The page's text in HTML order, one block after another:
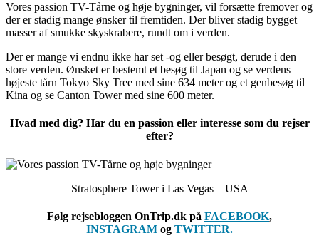
Vores passion TV-Tårne og høje bygninger, vil forsætte fremover og
der er stadig mange ønsker til fremtiden. Der bliver stadig bygget
masser af smukke skyskrabere, rundt om i verden.
Der er mange vi endnu ikke har set -og eller besøgt, derude i den
store verden. Ønsket er bestemt et besøg til Japan og se verdens
højeste tårn Tokyo Sky Tree med sine 634 meter og et genbesøg til
Kina og se Canton Tower med sine 600 meter.
Hvad med dig? Har du en passion eller interesse som du rejser
efter?
Stratosphere Tower i Las Vegas – USA
Følg rejsebloggen OnTrip.dk på FACEBOOK,
INSTAGRAM og TWITTER.